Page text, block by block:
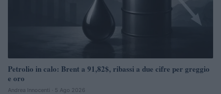
Petrolio in calo: Brent a 91,82$, ribassi a due cifre per greggio
e oro
Andrea Innocenti · 5 Ago 2026